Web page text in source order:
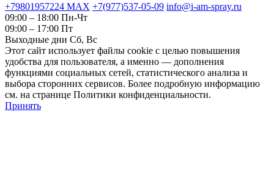
+79801957224 МАХ +7(977)537-05-09 info@i-am-spray.ru
09:00 – 18:00 Пн-Чт
09:00 – 17:00 Пт
Выходные дни Сб, Вс
Этот сайт использует файлы cookie с целью повышения
удобства для пользователя, а именно — дополнения
функциями социальных сетей, статистического анализа и
выбора сторонних сервисов. Более подробную информацию
см. на странице Политики конфиденциальности.
Принять